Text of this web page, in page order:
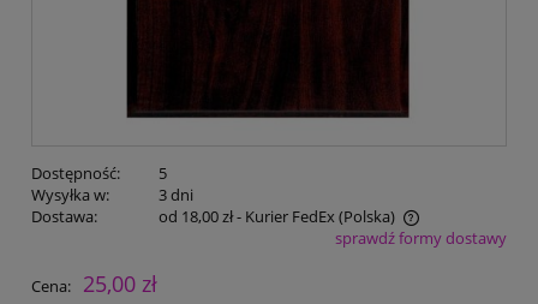
Dostępność:
5
Wysyłka w:
3 dni
Dostawa:
od 18,00 zł- Kurier FedEx(Polska)
Cena nie zawiera ewentualnych kosztów płatnościsprawdź formy dostawy
Cena: 25,00 zł